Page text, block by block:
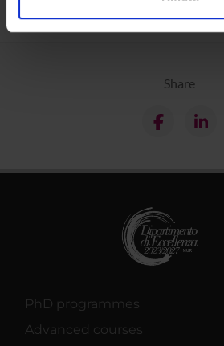
analizzare il nostro traffico.
pubblicità e social media, i quali
raccolto dal tuo utilizzo dei loro
Share
PhD programmes
Advanced courses